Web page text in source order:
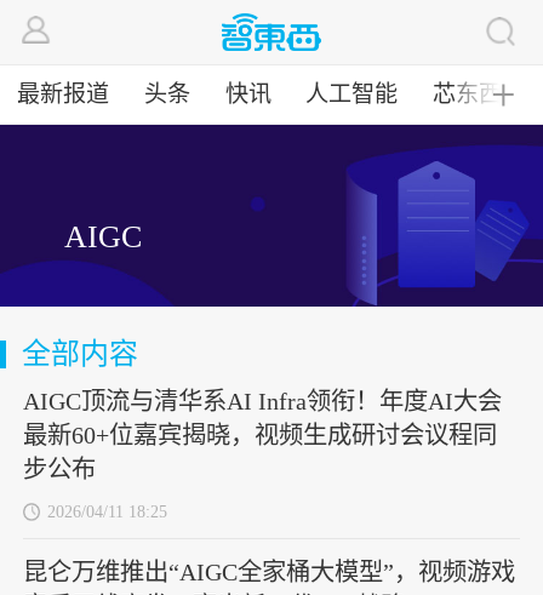
最新报道 头条 快讯 人工智能 芯东西╋
AIGC
全部内容
AIGC顶流与清华系AI Infra领衔！年度AI大会
最新60+位嘉宾揭晓，视频生成研讨会议程同
步公布
2026/04/11 18:25
昆仑万维推出“AIGC全家桶大模型”，视频游戏